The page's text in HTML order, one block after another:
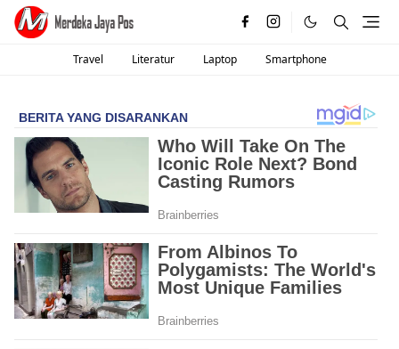
Travel Literatur Laptop Smartphone